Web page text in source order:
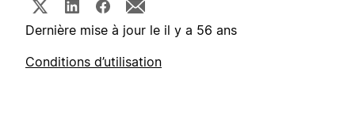
Dernière mise à jour le il y a 56 ans
Conditions d’utilisation